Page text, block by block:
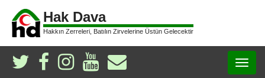
Hak Dava
Hakkın Zerreleri, Batılın Zirvelerine Üstün Gelecektir